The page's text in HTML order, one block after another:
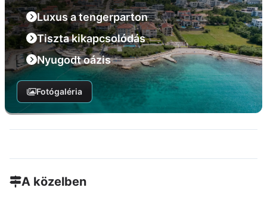
Luxus a tengerparton
Tiszta kikapcsolódás
Nyugodt oázis
Fotógaléria
A közelben